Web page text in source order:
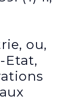
ou,
Etat,